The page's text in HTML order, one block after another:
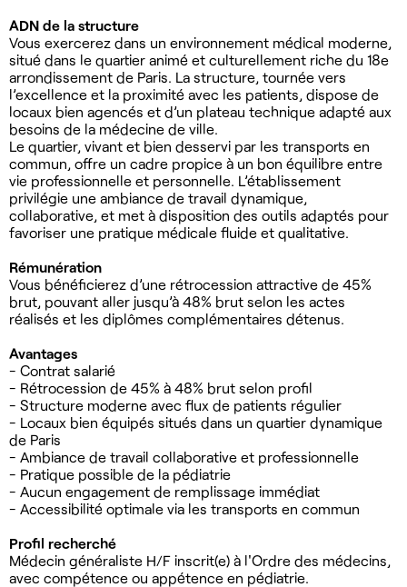
ADN de la structure
Vous exercerez dans un environnement médical moderne,
situé dans le quartier animé et culturellement riche du 18e
arrondissement de Paris. La structure, tournée vers
l’excellence et la proximité avec les patients, dispose de
locaux bien agencés et d’un plateau technique adapté aux
besoins de la médecine de ville.
Le quartier, vivant et bien desservi par les transports en
commun, offre un cadre propice à un bon équilibre entre
vie professionnelle et personnelle. L’établissement
privilégie une ambiance de travail dynamique,
collaborative, et met à disposition des outils adaptés pour
favoriser une pratique médicale fluide et qualitative.
Rémunération
Vous bénéficierez d’une rétrocession attractive de 45%
brut, pouvant aller jusqu’à 48% brut selon les actes
réalisés et les diplômes complémentaires détenus.
Avantages
- Contrat salarié
- Rétrocession de 45% à 48% brut selon profil
- Structure moderne avec flux de patients régulier
- Locaux bien équipés situés dans un quartier dynamique
de Paris
- Ambiance de travail collaborative et professionnelle
- Pratique possible de la pédiatrie
- Aucun engagement de remplissage immédiat
- Accessibilité optimale via les transports en commun
Profil recherché
Médecin généraliste H/F inscrit(e) à l'Ordre des médecins,
avec compétence ou appétence en pédiatrie.